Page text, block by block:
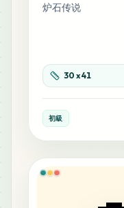
炉石传说
30 x41
初級